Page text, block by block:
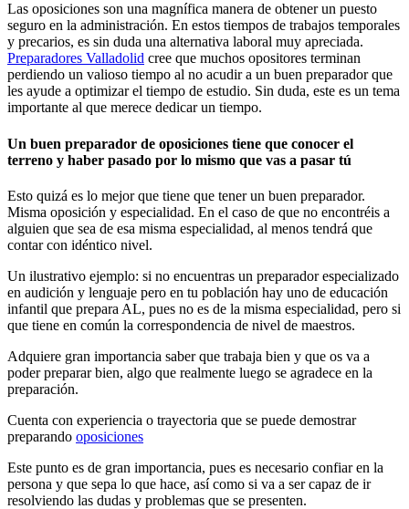
Las oposiciones son una magnífica manera de obtener un puesto
seguro en la administración. En estos tiempos de trabajos temporales
y precarios, es sin duda una alternativa laboral muy apreciada.
Preparadores Valladolid cree que muchos opositores terminan
perdiendo un valioso tiempo al no acudir a un buen preparador que
les ayude a optimizar el tiempo de estudio. Sin duda, este es un tema
importante al que merece dedicar un tiempo.
Un buen preparador de oposiciones tiene que conocer el
terreno y haber pasado por lo mismo que vas a pasar tú
Esto quizá es lo mejor que tiene que tener un buen preparador.
Misma oposición y especialidad. En el caso de que no encontréis a
alguien que sea de esa misma especialidad, al menos tendrá que
contar con idéntico nivel.
Un ilustrativo ejemplo: si no encuentras un preparador especializado
en audición y lenguaje pero en tu población hay uno de educación
infantil que prepara AL, pues no es de la misma especialidad, pero si
que tiene en común la correspondencia de nivel de maestros.
Adquiere gran importancia saber que trabaja bien y que os va a
poder preparar bien, algo que realmente luego se agradece en la
preparación.
Cuenta con experiencia o trayectoria que se puede demostrar
preparando oposiciones
Este punto es de gran importancia, pues es necesario confiar en la
persona y que sepa lo que hace, así como si va a ser capaz de ir
resolviendo las dudas y problemas que se presenten.